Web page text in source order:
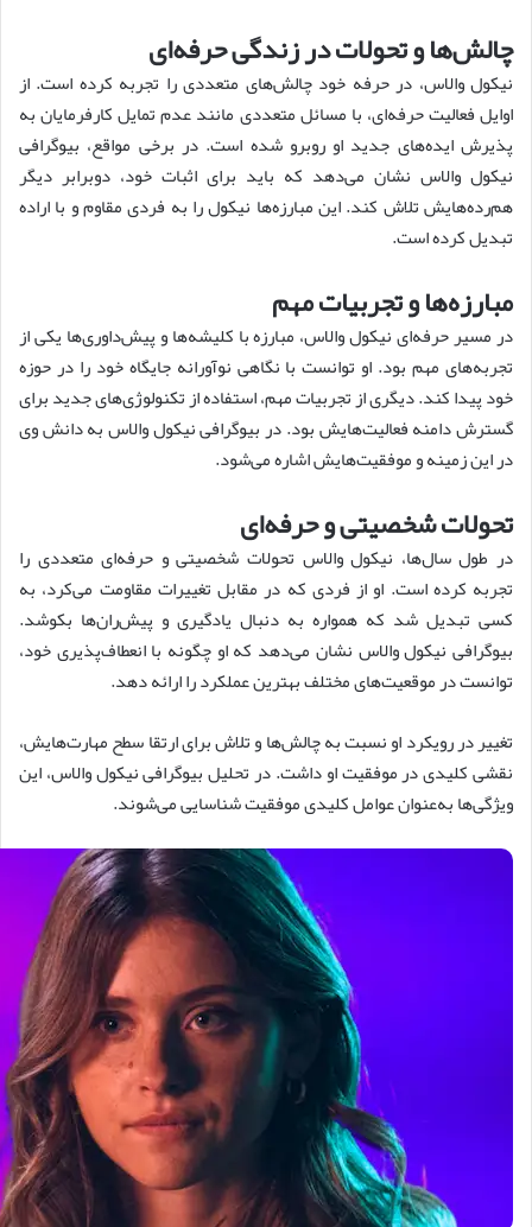
چالش‌ها و تحولات در زندگی حرفه‌ای
نیکول والاس، در حرفه خود چالش‌های متعددی را تجربه کرده است. از
اوایل فعالیت حرفه‌ای، با مسائل متعددی مانند عدم تمایل کارفرمایان به
پذیرش ایده‌های جدید او روبرو شده است. در برخی مواقع، بیوگرافی
نیکول والاس نشان می‌دهد که باید برای اثبات خود، دوبرابر دیگر
هم‌رده‌هایش تلاش کند. این مبارزه‌ها نیکول را به فردی مقاوم و با اراده
تبدیل کرده است.
مبارزه‌ها و تجربیات مهم
در مسیر حرفه‌ای نیکول والاس، مبارزه با کلیشه‌ها و پیش‌داوری‌ها یکی از
تجربه‌های مهم بود. او توانست با نگاهی نوآورانه جایگاه خود را در حوزه
خود پیدا کند. دیگری از تجربیات مهم، استفاده از تکنولوژی‌های جدید برای
گسترش دامنه فعالیت‌هایش بود. در بیوگرافی نیکول والاس به دانش وی
در این زمینه و موفقیت‌هایش اشاره می‌شود.
تحولات شخصیتی و حرفه‌ای
در طول سال‌ها، نیکول والاس تحولات شخصیتی و حرفه‌ای متعددی را
تجربه کرده است. او از فردی که در مقابل تغییرات مقاومت می‌کرد، به
کسی تبدیل شد که همواره به دنبال یادگیری و پیش‌ران‌ها بکوشد.
بیوگرافی نیکول والاس نشان می‌دهد که او چگونه با انعطاف‌پذیری خود،
توانست در موقعیت‌های مختلف بهترین عملکرد را ارائه دهد.
تغییر در رویکرد او نسبت به چالش‌ها و تلاش برای ارتقا سطح مهارت‌هایش،
نقشی کلیدی در موفقیت او داشت. در تحلیل بیوگرافی نیکول والاس، این
ویژگی‌ها به‌عنوان عوامل کلیدی موفقیت شناسایی می‌شوند.